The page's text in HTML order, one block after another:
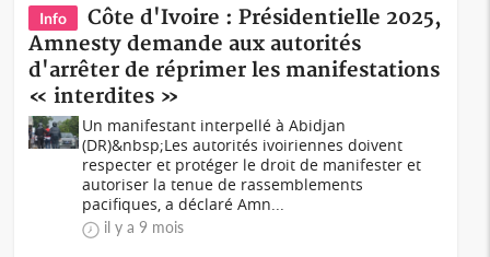
Info
Côte d'Ivoire : Présidentielle 2025,
Amnesty demande aux autorités
d'arrêter de réprimer les manifestations
« interdites »
Un manifestant interpellé à Abidjan
(DR)&nbsp;Les autorités ivoiriennes doivent
respecter et protéger le droit de manifester et
autoriser la tenue de rassemblements
pacifiques, a déclaré Amn...
il y a 9 mois